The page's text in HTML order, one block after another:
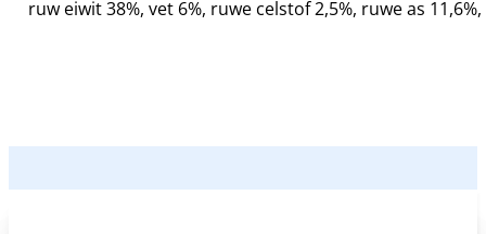
ruw eiwit 38%, vet 6%, ruwe celstof 2,5%, ruwe as